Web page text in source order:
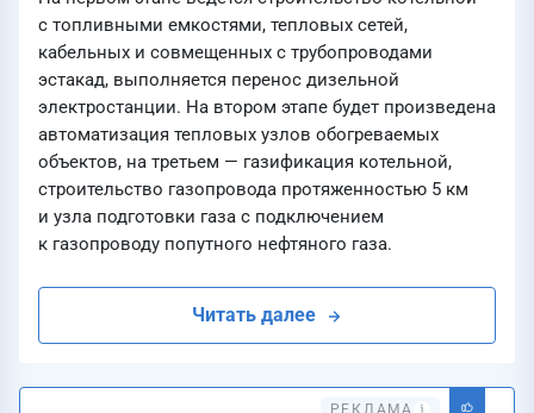
с топливными емкостями, тепловых сетей,
кабельных и совмещенных с трубопроводами
эстакад, выполняется перенос дизельной
электростанции. На втором этапе будет произведена
автоматизация тепловых узлов обогреваемых
объектов, на третьем — газификация котельной,
строительство газопровода протяженностью 5 км
и узла подготовки газа с подключением
к газопроводу попутного нефтяного газа.
Читать далее